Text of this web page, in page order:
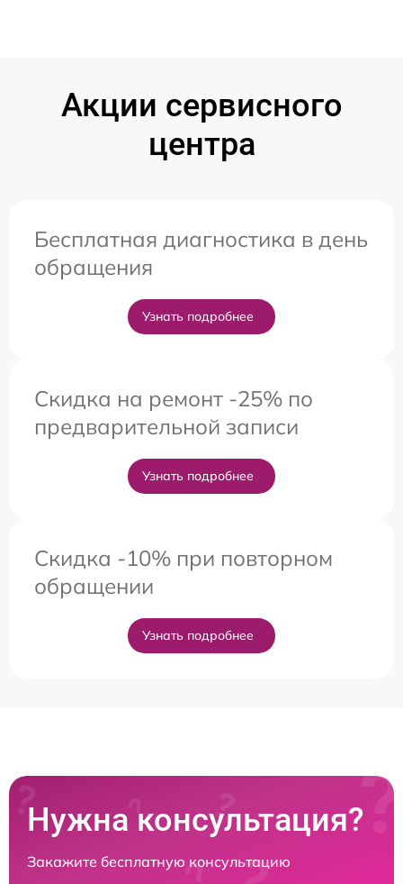
Акции сервисного
центра
Бесплатная диагностика в день
обращения
Узнать подробнее
Скидка на ремонт -25% по
предварительной записи
Узнать подробнее
Скидка -10% при повторном
обращении
Узнать подробнее
Нужна консультация?
Закажите бесплатную консультацию